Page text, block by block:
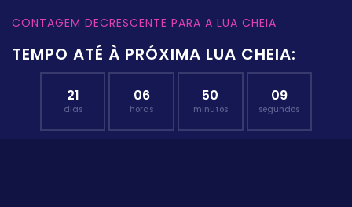
CONTAGEM DECRESCENTE PARA A LUA CHEIA
TEMPO ATÉ À PRÓXIMA LUA CHEIA:
21
dias
06
horas
50
minutos
08
segundos